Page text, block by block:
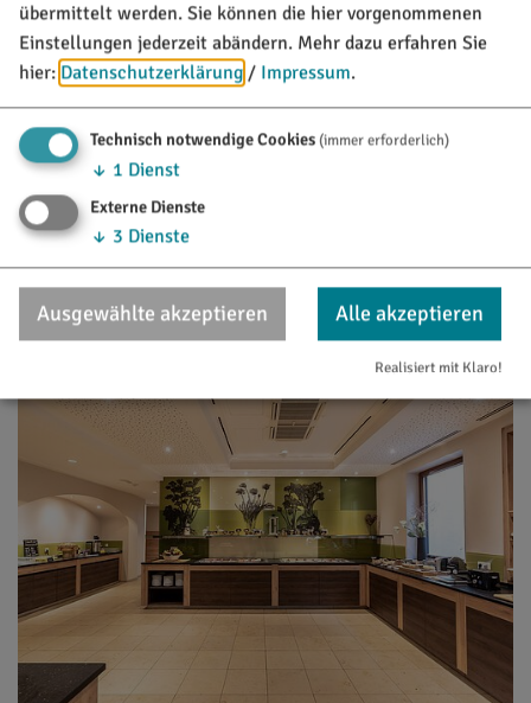
17.10.26
Entenkarteln der Mühlbachlauscher
Emsing
Sport und Freizeit
übermittelt werden. Sie können die hier vorgenommenen
Einstellungen jederzeit abändern. Mehr dazu erfahren Sie
hier: Datenschutzerklärung / Impressum.
Technisch notwendige Cookies(immer erforderlich)
↓ 1 Dienst
Externe Dienste
↓ 3 Dienste
Ausgewählte akzeptieren Alle akzeptieren
Realisiert mit Klaro!